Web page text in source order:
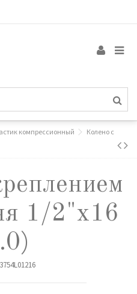
компрессионный
Колено с
1/2"х16
3754L01216